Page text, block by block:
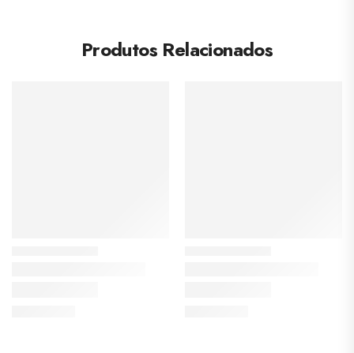
Produtos Relacionados